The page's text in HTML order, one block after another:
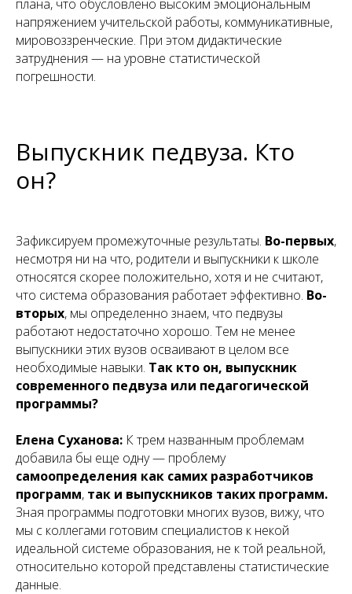
плана, что обусловлено высоким эмоциональным
напряжением учительской работы, коммуникативные,
мировоззренческие. При этом дидактические
затруднения — на уровне статистической
погрешности.
Выпускник педвуза. Кто
он?
Зафиксируем промежуточные результаты. Во-первых,
несмотря ни на что, родители и выпускники к школе
относятся скорее положительно, хотя и не считают,
что система образования работает эффективно. Во-
вторых, мы определенно знаем, что педвузы
работают недостаточно хорошо. Тем не менее
выпускники этих вузов осваивают в целом все
необходимые навыки. Так кто он, выпускник
современного педвуза или педагогической
программы?
Елена Суханова: К трем названным проблемам
добавила бы еще одну — проблему
самоопределения как самих разработчиков
программ, так и выпускников таких программ.
Зная программы подготовки многих вузов, вижу, что
мы с коллегами готовим специалистов к некой
идеальной системе образования, не к той реальной,
относительно которой представлены статистические
данные.